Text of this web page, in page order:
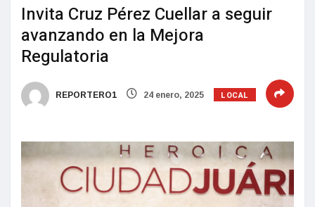
Invita Cruz Pérez Cuellar a seguir
avanzando en la Mejora
Regulatoria
REPORTERO1 24 enero, 2025 LOCAL